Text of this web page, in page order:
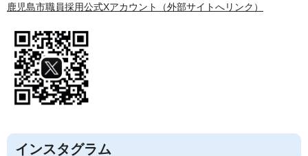
鹿児島市職員採用公式Xアカウント（外部サイトへリンク）
インスタグラム